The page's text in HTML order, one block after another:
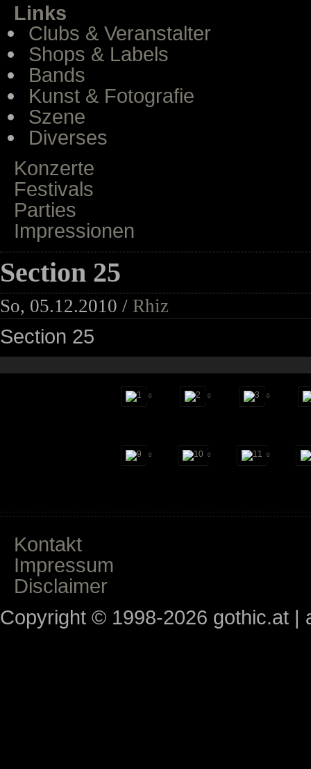
Links
Clubs & Veranstalter
Shops & Labels
Bands
Kunst & Fotografie
Szene
Diverses
Konzerte
Festivals
Parties
Impressionen
Section 25
So, 05.12.2010 / Rhiz
Section 25
0 0 0
0 0 0
Kontakt
Impressum
Disclaimer
Copyright © 1998-2026 gothic.at |